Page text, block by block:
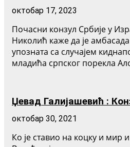
октобар 17, 2023
Почасни конзул Србије у
Николић каже да је
упозната са случајем
младића српског порекла
Џевад Галијашевић :
октобар 30, 2021
Ко је ставио на коцку и мир